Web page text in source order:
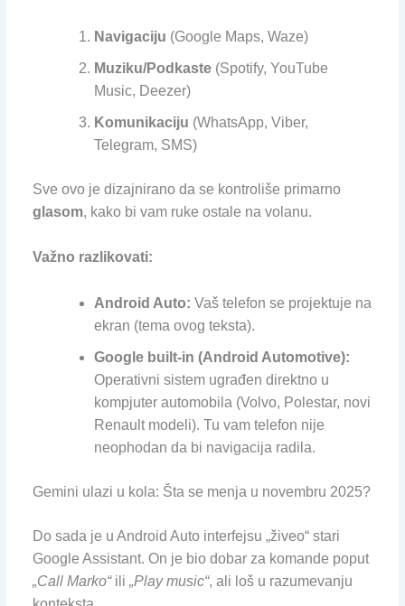
Navigaciju (Google Maps, Waze)
Muziku/Podkaste(Spotify, YouTube
Music, Deezer)
Komunikaciju (WhatsApp, Viber,
Telegram, SMS)
Sve ovo je dizajnirano da se kontroliše primarno
glasom, kako bi vam ruke ostale na volanu.
Važno razlikovati:
Android Auto: Vaš telefon se projektuje na
ekran (tema ovog teksta).
Google built-in (Android Automotive):
Operativni sistem ugrađen direktno u
kompjuter automobila (Volvo, Polestar, novi
Renault modeli). Tu vam telefon nije
neophodan da bi navigacija radila.
Gemini ulazi u kola: Šta se menja u novembru 2025?
Do sada je u Android Auto interfejsu „živeo“ stari
Google Assistant. On je bio dobar za komande poput
„Call Marko“ili „Play music“, ali loš u razumevanju